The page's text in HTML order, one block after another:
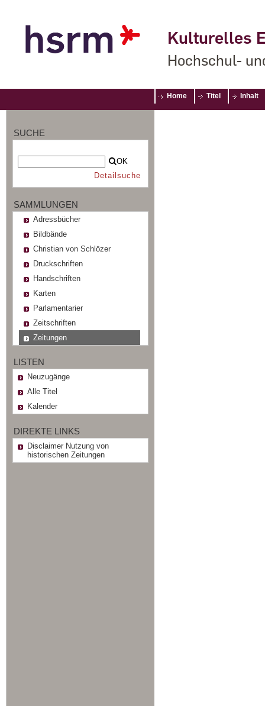
Kulturelles
Hochschul-
Home Titel Inhalt
SUCHE
OK
Detailsuche
SAMMLUNGEN
Adressbücher
Bildbände
Christian von Schlözer
Druckschriften
Handschriften
Karten
Parlamentarier
Zeitschriften
Zeitungen
LISTEN
Neuzugänge
Alle Titel
Kalender
DIREKTE LINKS
Disclaimer Nutzung von
historischen Zeitungen